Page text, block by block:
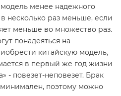
менее надежного
несколько раз меньше, если
меньше во множество раз.
понадеяться на
китайскую модель,
в первый же год жизни
- повезет-неповезет. Брак
поэтому можно